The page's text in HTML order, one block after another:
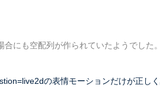
にも空配列が作られていたようでした。
の表情モーションだけが正し